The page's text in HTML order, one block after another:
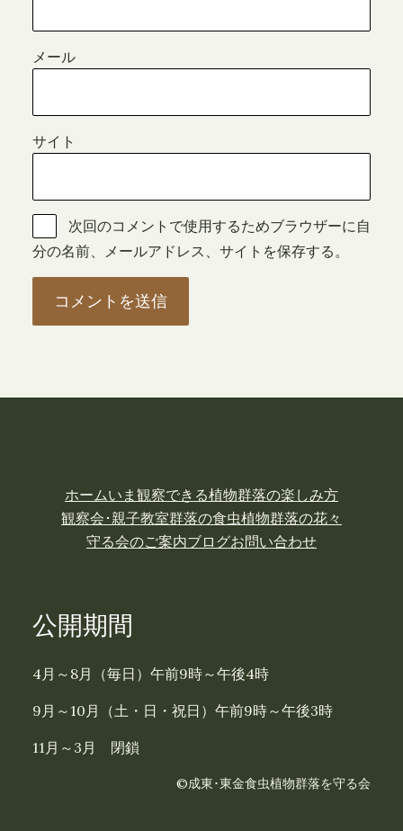
メール
サイト
次回のコメントで使用するためブラウザーに自
分の名前、メールアドレス、サイトを保存する。
ホームいま観察できる植物群落の楽しみ方
観察会･親子教室群落の食虫植物群落の花々
守る会のご案内ブログお問い合わせ
公開期間
4月～8月（毎日）午前9時～午後4時
9月～10月（土・日・祝日）午前9時～午後3時
11月～3月 閉鎖
©成東･東金食虫植物群落を守る会